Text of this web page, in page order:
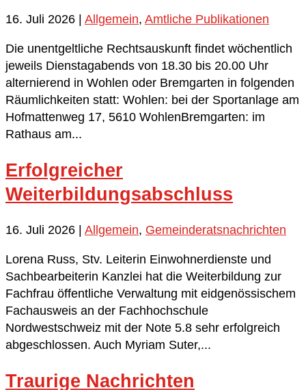
16. Juli 2026 Allgemein, Amtliche Publikationen
Die unentgeltliche Rechtsauskunft findet wöchentlich
jeweils Dienstagabends von 18.30 bis 20.00 Uhr
alternierend in Wohlen oder Bremgarten in folgenden
Räumlichkeiten statt: Wohlen: bei der Sportanlage am
Hofmattenweg 17, 5610 WohlenBremgarten: im
Rathaus am...
Erfolgreicher
Weiterbildungsabschluss
16. Juli 2026 Allgemein, Gemeinderatsnachrichten
Lorena Russ, Stv. Leiterin Einwohnerdienste und
Sachbearbeiterin Kanzlei hat die Weiterbildung zur
Fachfrau öffentliche Verwaltung mit eidgenössischem
Fachausweis an der Fachhochschule
Nordwestschweiz mit der Note 5.8 sehr erfolgreich
abgeschlossen. Auch Myriam Suter,...
Traurige Nachrichten